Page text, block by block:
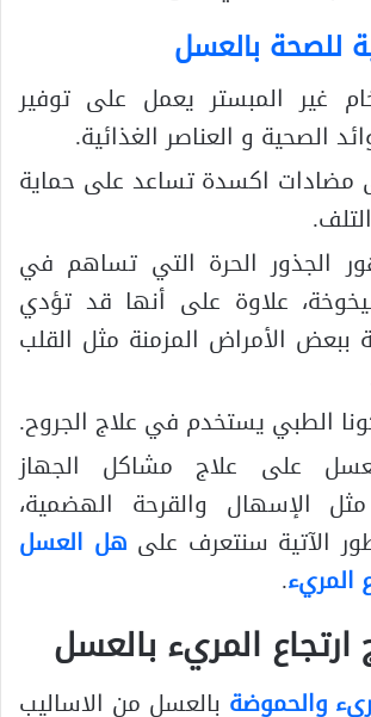
للصحة بالعسل
غير المبستر يعمل على توفير
الصحية و العناصر الغذائية.
مضادات اكسدة تساعد على حماية
الجذور الحرة التي تساهم في
علاوة على أنها قد تؤدي
ببعض الأمراض المزمنة مثل القلب
الطبي يستخدم في علاج الجروح.
على علاج مشاكل الجهاز
الإسهال والقرحة الهضمية،
الآتية سنتعرف على هل العسل
المريء.
المريء بالعسل
والحموضة بالعسل من الاساليب